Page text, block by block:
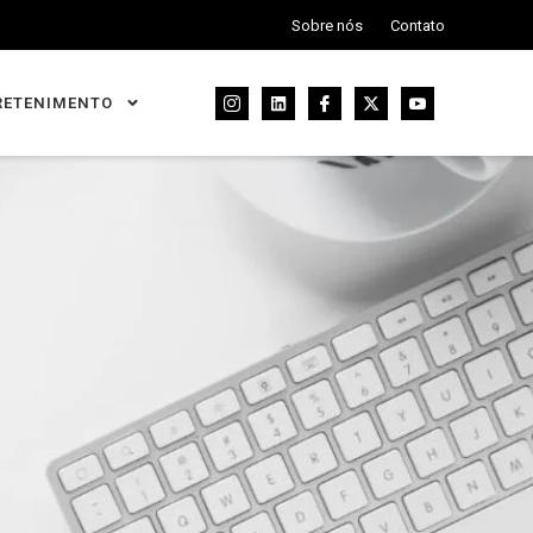
Sobre nós Contato